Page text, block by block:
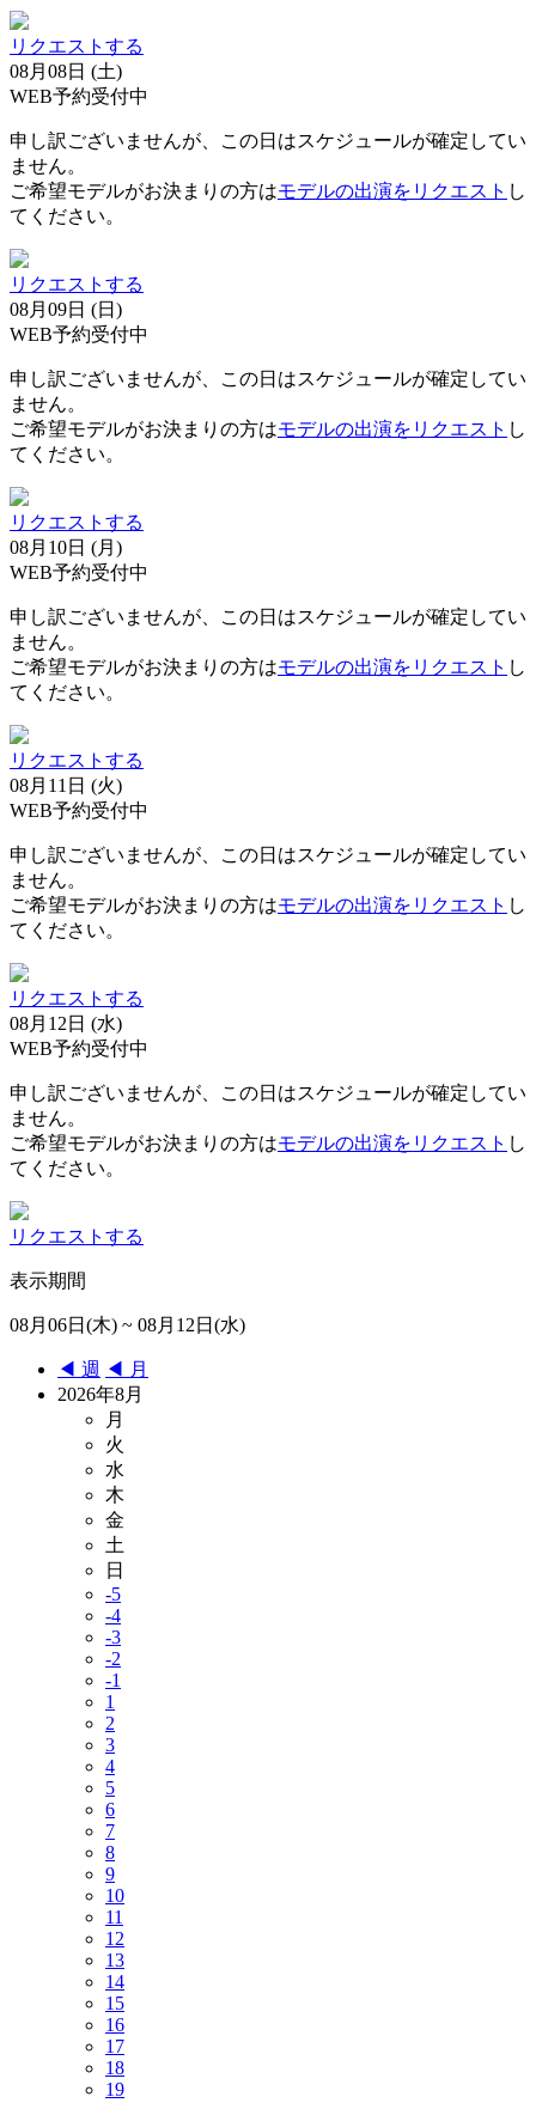
リクエストする
08月08日 (土)
WEB予約受付中
申し訳ございませんが、この日はスケジュールが確定してい
ません。
ご希望モデルがお決まりの方はモデルの出演をリクエスト し
てください。
リクエストする
08月09日 (日)
WEB予約受付中
申し訳ございませんが、この日はスケジュールが確定してい
ません。
ご希望モデルがお決まりの方はモデルの出演をリクエスト し
てください。
リクエストする
08月10日 (月)
WEB予約受付中
申し訳ございませんが、この日はスケジュールが確定してい
ません。
ご希望モデルがお決まりの方はモデルの出演をリクエスト し
てください。
リクエストする
08月11日 (火)
WEB予約受付中
申し訳ございませんが、この日はスケジュールが確定してい
ません。
ご希望モデルがお決まりの方はモデルの出演をリクエスト し
てください。
リクエストする
08月12日 (水)
WEB予約受付中
申し訳ございませんが、この日はスケジュールが確定してい
ません。
ご希望モデルがお決まりの方はモデルの出演をリクエスト し
てください。
リクエストする
表示期間
08月06日(木) ~ 08月12日(水)
◀︎ 週 ◀︎ 月
2026年8月
月
火
水
木
金
土
日
-5
-4
-3
-2
-1
1
2
3
4
5
6
7
8
9
10
11
12
13
14
15
16
17
18
19